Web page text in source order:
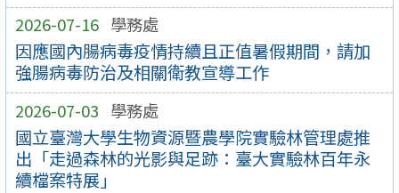
2026-07-16 學務處
因應國內腸病毒疫情持續且正值暑假期間，請加
強腸病毒防治及相關衛教宣導工作
2026-07-03 學務處
國立臺灣大學生物資源暨農學院實驗林管理處推
出「走過森林的光影與足跡：臺大實驗林百年永
續檔案特展」